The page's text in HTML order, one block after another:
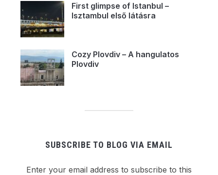
First glimpse of Istanbul –
Isztambul első látásra
Cozy Plovdiv – A hangulatos
Plovdiv
SUBSCRIBE TO BLOG VIA EMAIL
Enter your email address to subscribe to this